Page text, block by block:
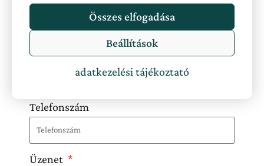
Összes elfogadása
Beállítások
adatkezelési tájékoztató
Név
Email
Telefonszám
Üzenet